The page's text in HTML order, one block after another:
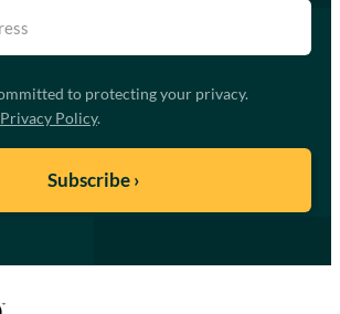
to protecting your privacy.
Privacy Policy.